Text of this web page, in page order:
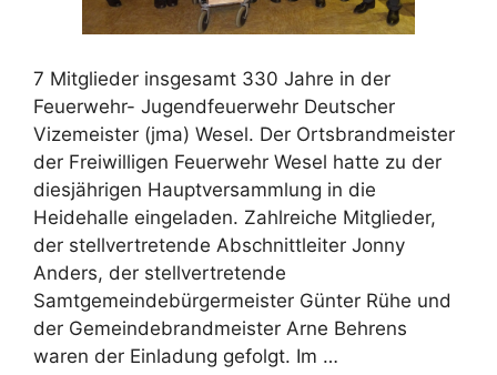
7 Mitglieder insgesamt 330 Jahre in der
Feuerwehr- Jugendfeuerwehr Deutscher
Vizemeister (jma) Wesel. Der Ortsbrandmeister
der Freiwilligen Feuerwehr Wesel hatte zu der
diesjährigen Hauptversammlung in die
Heidehalle eingeladen. Zahlreiche Mitglieder,
der stellvertretende Abschnittleiter Jonny
Anders, der stellvertretende
Samtgemeindebürgermeister Günter Rühe und
der Gemeindebrandmeister Arne Behrens
waren der Einladung gefolgt. Im …